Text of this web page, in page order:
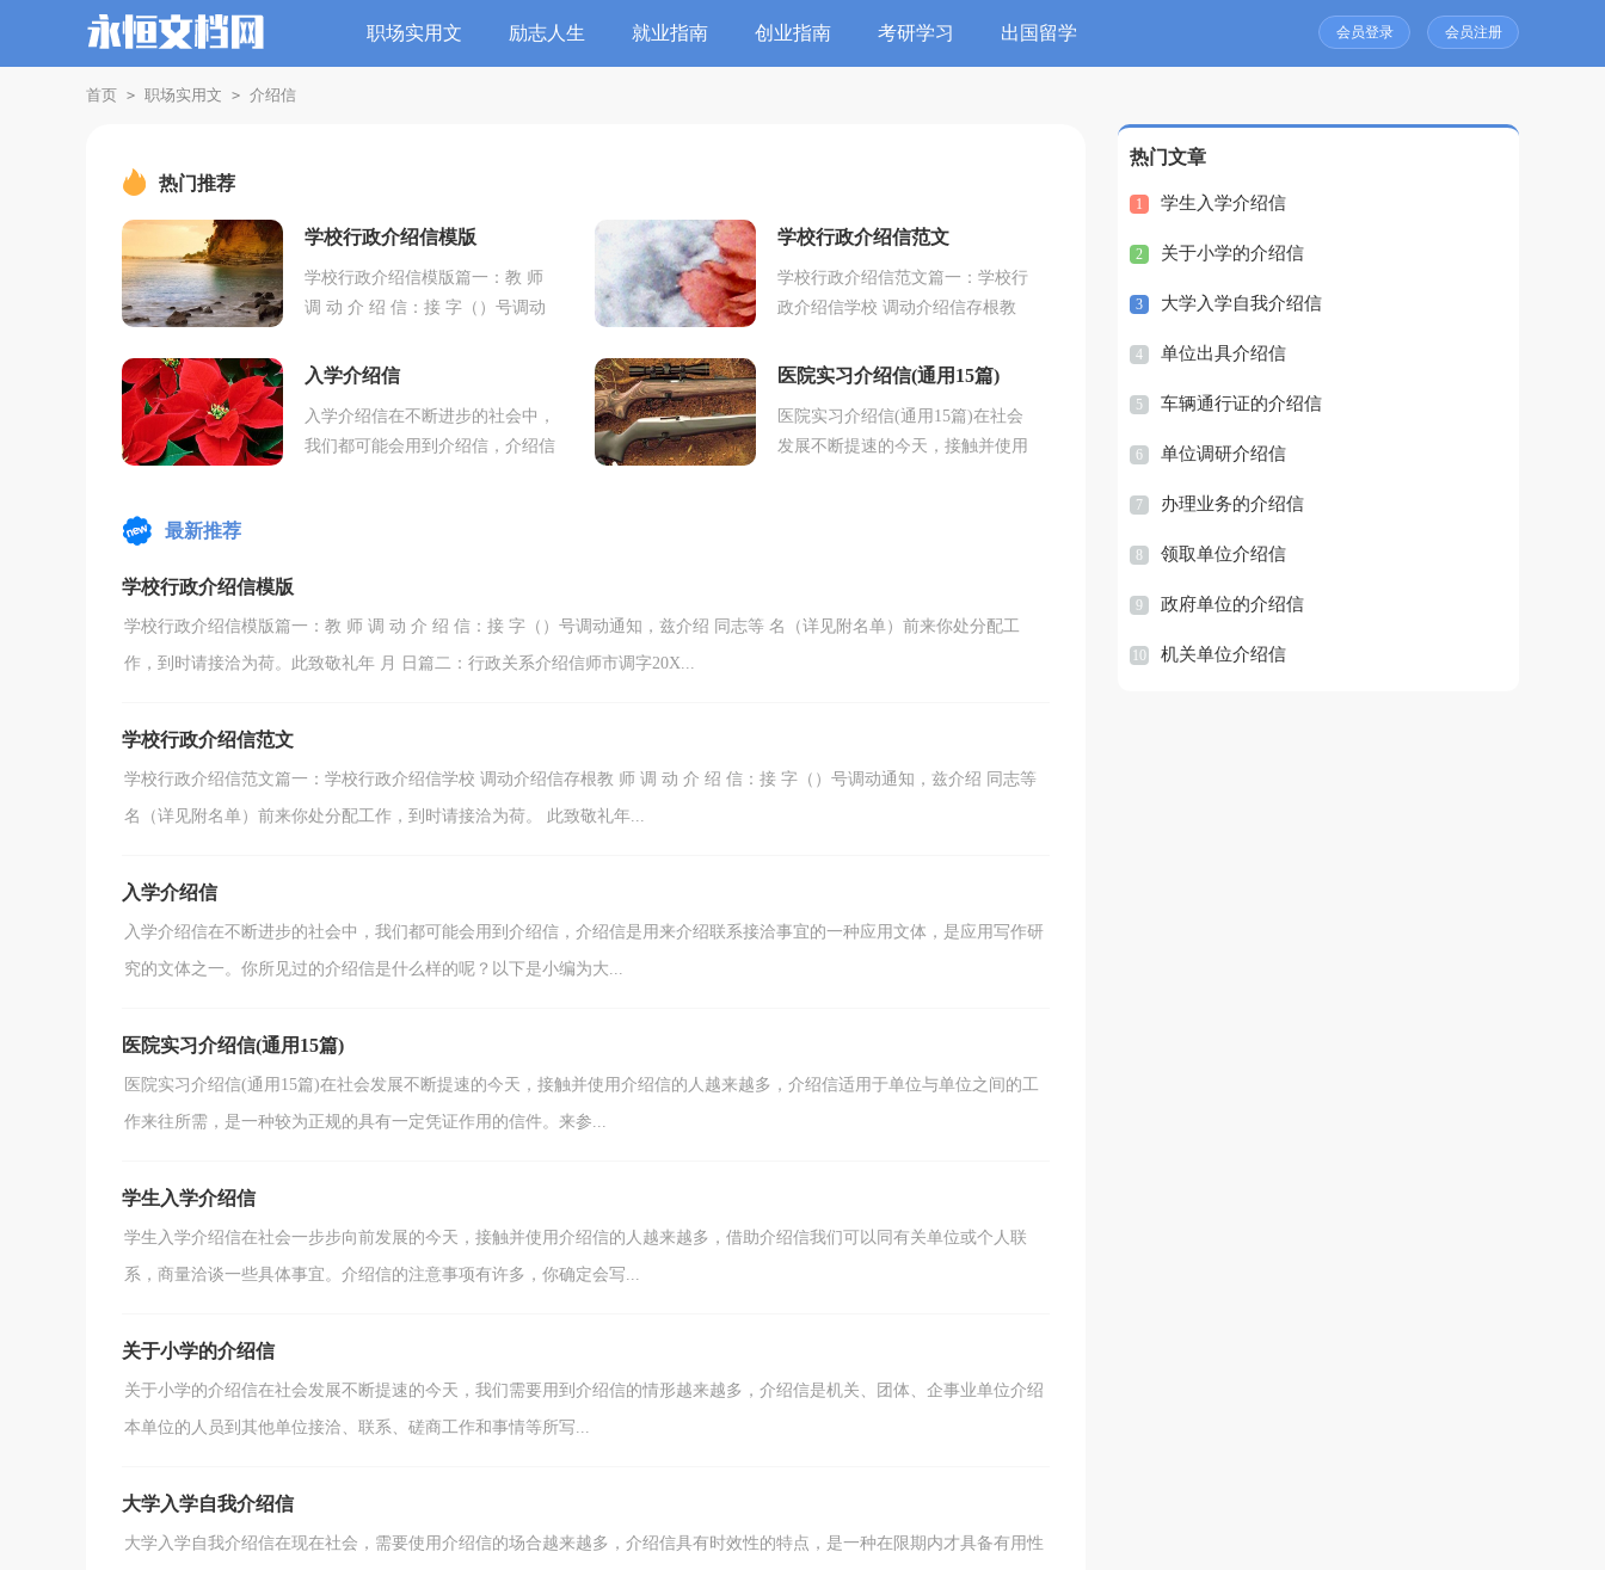
职场实用文 励志人生 就业指南 创业指南 考研学习 出国留学 会员登录 会员注册
首页 > 职场实用文 > 介绍信
热门推荐
学校行政介绍信模版
学校行政介绍信模版篇一：教 师
调 动 介 绍 信：接 字（）号调动
名单）前来你处分配工作，到时请
学校行政介绍信范文
学校行政介绍信范文篇一：学校行
政介绍信学校 调动介绍信存根教
动通知，兹介绍 同志等 名（详见
入学介绍信
入学介绍信在不断进步的社会中，
我们都可能会用到介绍信，介绍信
医院实习介绍信(通用15篇)
医院实习介绍信(通用15篇)在社会
发展不断提速的今天，接触并使用
最新推荐
学校行政介绍信模版
学校行政介绍信模版篇一：教 师 调 动 介 绍 信：接 字（）号调动通知，兹介绍 同志等 名（详见附名单）前来你处分配工
作，到时请接洽为荷。此致敬礼年 月 日篇二：行政关系介绍信师市调字20X...
学校行政介绍信范文
学校行政介绍信范文篇一：学校行政介绍信学校 调动介绍信存根教 师 调 动 介 绍 信：接 字（）号调动通知，兹介绍 同志等
名（详见附名单）前来你处分配工作，到时请接洽为荷。 此致敬礼年...
入学介绍信
入学介绍信在不断进步的社会中，我们都可能会用到介绍信，介绍信是用来介绍联系接洽事宜的一种应用文体，是应用写作研
究的文体之一。你所见过的介绍信是什么样的呢？以下是小编为大...
医院实习介绍信(通用15篇)
医院实习介绍信(通用15篇)在社会发展不断提速的今天，接触并使用介绍信的人越来越多，介绍信适用于单位与单位之间的工
作来往所需，是一种较为正规的具有一定凭证作用的信件。来参...
学生入学介绍信
学生入学介绍信在社会一步步向前发展的今天，接触并使用介绍信的人越来越多，借助介绍信我们可以同有关单位或个人联
系，商量洽谈一些具体事宜。介绍信的注意事项有许多，你确定会写...
关于小学的介绍信
关于小学的介绍信在社会发展不断提速的今天，我们需要用到介绍信的情形越来越多，介绍信是机关、团体、企事业单位介绍
本单位的人员到其他单位接洽、联系、磋商工作和事情等所写...
大学入学自我介绍信
大学入学自我介绍信在现在社会，需要使用介绍信的场合越来越多，介绍信具有时效性的特点，是一种在限期内才具备有用性
热门文章
1 学生入学介绍信
2 关于小学的介绍信
3 大学入学自我介绍信
4 单位出具介绍信
5 车辆通行证的介绍信
6 单位调研介绍信
7 办理业务的介绍信
8 领取单位介绍信
9 政府单位的介绍信
10 机关单位介绍信